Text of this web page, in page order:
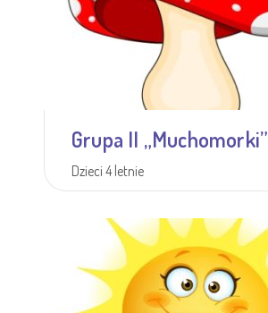
Grupa II „Muchomorki”
Dzieci 4 letnie
Więcej informacji